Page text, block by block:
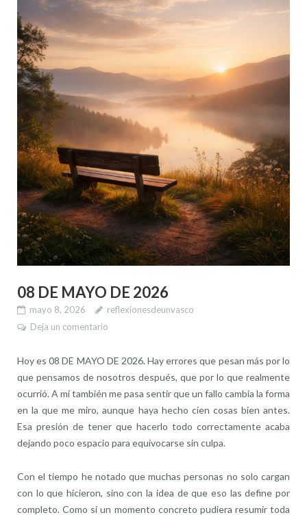
08 DE MAYO DE 2026
mayo 8, 2026
reflexionesdeunvasco
Deja un comentario
Hoy es 08 DE MAYO DE 2026. Hay errores que pesan más por lo
que pensamos de nosotros después, que por lo que realmente
ocurrió. A mí también me pasa sentir que un fallo cambia la forma
en la que me miro, aunque haya hecho cien cosas bien antes.
Esa presión de tener que hacerlo todo correctamente acaba
dejando poco espacio para equivocarse sin culpa.
Con el tiempo he notado que muchas personas no solo cargan
con lo que hicieron, sino con la idea de que eso las define por
completo. Como si un momento concreto pudiera resumir toda